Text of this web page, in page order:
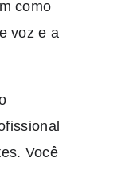
como
voz e a
Você